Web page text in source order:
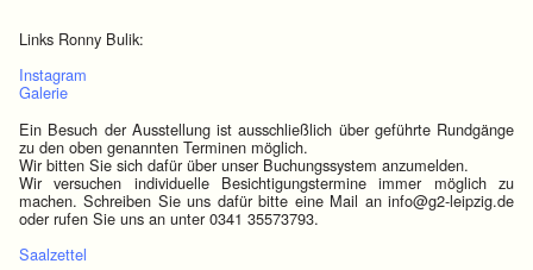
Links Ronny Bulik:
Instagram
Galerie
Ein Besuch der Ausstellung ist ausschließlich über geführte Rundgänge
zu den oben genannten Terminen möglich.
Wir bitten Sie sich dafür über unser Buchungssystem anzumelden.
Wir versuchen individuelle Besichtigungstermine immer möglich zu
machen. Schreiben Sie uns dafür bitte eine Mail an info@g2-leipzig.de
oder rufen Sie uns an unter 0341 35573793.
Saalzettel